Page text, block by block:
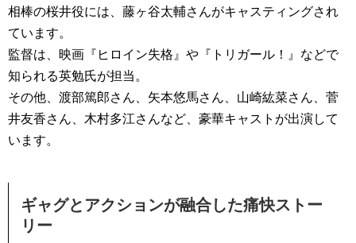
相棒の桜井役には、藤ヶ谷太輔さんがキャスティングされ
ています。
監督は、映画『ヒロイン失格』や『トリガール！』などで
知られる英勉氏が担当。
その他、渡部篤郎さん、矢本悠馬さん、山崎紘菜さん、菅
井友香さん、木村多江さんなど、豪華キャストが出演して
います。
ギャグとアクションが融合した痛快ストー
リー